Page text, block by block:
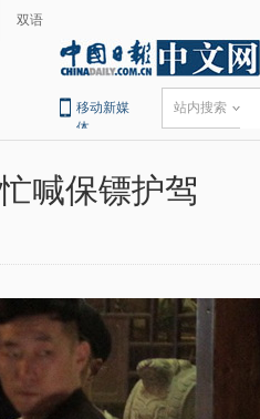
双语
移动新媒
体
站内搜索
喊保镖护驾